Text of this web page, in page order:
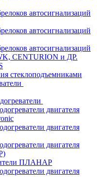
автосигнализаций
автосигнализаций
автосигнализаций
CENTURION и ДР.
стеклоподъемниками
двигателя
двигателя
двигателя
ПЛАНАР
двигателя